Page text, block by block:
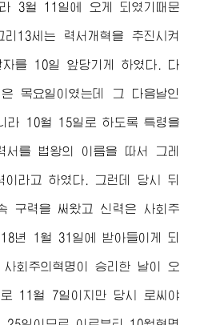
3월 11일에 오게 되였기때문
13세는 력서개혁을 추진시켜
를 10일 앞당기게 하였다. 다
목요일이였는데 그 다음날인
라 10월 15일로 하도록 특령을
서를 법왕의 이름을 따서 그레
이라고 하였다. 그런데 당시 뒤
구력을 써왔고 신력은 사회주
년 1월 31일에 받아들이게 되
회주의혁명이 승리한 날이 오
11월 7일이지만 당시 로씨야